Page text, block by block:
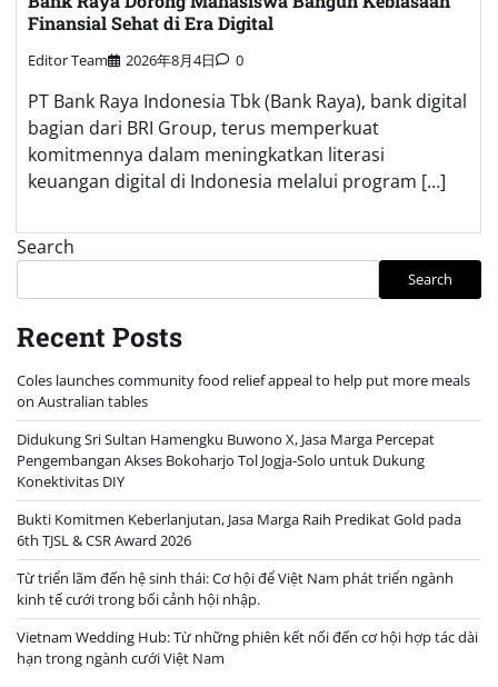
Finansial Sehat di Era Digital
Editor Team 2026年8月4日 0
PT Bank Raya Indonesia Tbk (Bank Raya), bank digital
bagian dari BRI Group, terus memperkuat
komitmennya dalam meningkatkan literasi
keuangan digital di Indonesia melalui program […]
Search
Search
Recent Posts
Coles launches community food relief appeal to help put more meals
on Australian tables
Didukung Sri Sultan Hamengku Buwono X, Jasa Marga Percepat
Pengembangan Akses Bokoharjo Tol Jogja-Solo untuk Dukung
Konektivitas DIY
Bukti Komitmen Keberlanjutan, Jasa Marga Raih Predikat Gold pada
6th TJSL & CSR Award 2026
Từ triển lãm đến hệ sinh thái: Cơ hội để Việt Nam phát triển ngành
kinh tế cưới trong bối cảnh hội nhập.
Vietnam Wedding Hub: Từ những phiên kết nối đến cơ hội hợp tác dài
hạn trong ngành cưới Việt Nam